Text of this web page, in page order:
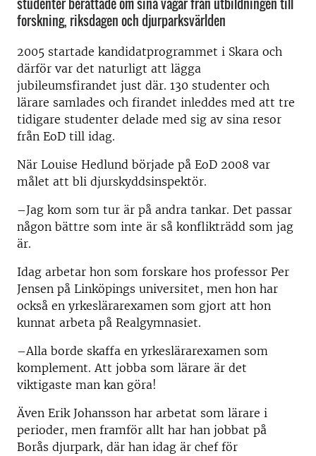
forskning, riksdagen och djurparksvärlden
2005 startade kandidatprogrammet i Skara och
därför var det naturligt att lägga
jubileumsfirandet just där. 130 studenter och
lärare samlades och firandet inleddes med att tre
tidigare studenter delade med sig av sina resor
från EoD till idag.
När Louise Hedlund började på EoD 2008 var
målet att bli djurskyddsinspektör.
–Jag kom som tur är på andra tankar. Det passar
någon bättre som inte är så konflikträdd som jag
är.
Idag arbetar hon som forskare hos professor Per
Jensen på Linköpings universitet, men hon har
också en yrkeslärarexamen som gjort att hon
kunnat arbeta på Realgymnasiet.
–Alla borde skaffa en yrkeslärarexamen som
komplement. Att jobba som lärare är det
viktigaste man kan göra!
Även Erik Johansson har arbetat som lärare i
perioder, men framför allt har han jobbat på
Borås djurpark, där han idag är chef för